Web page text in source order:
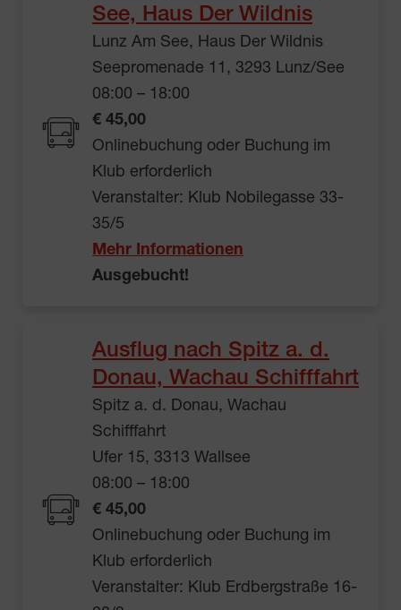
See, Haus Der Wildnis
Lunz Am See, Haus Der Wildnis
Seepromenade 11, 3293 Lunz/See
08:00 – 18:00
€ 45,00
Onlinebuchung oder Buchung im
Klub erforderlich
Veranstalter: Klub Nobilegasse 33-
35/5
Mehr Informationen
Ausgebucht!
Ausflug nach Spitz a. d.
Donau, Wachau Schifffahrt
Spitz a. d. Donau, Wachau
Schifffahrt
Ufer 15, 3313 Wallsee
08:00 – 18:00
€ 45,00
Onlinebuchung oder Buchung im
Klub erforderlich
Veranstalter: Klub Erdbergstraße 16-